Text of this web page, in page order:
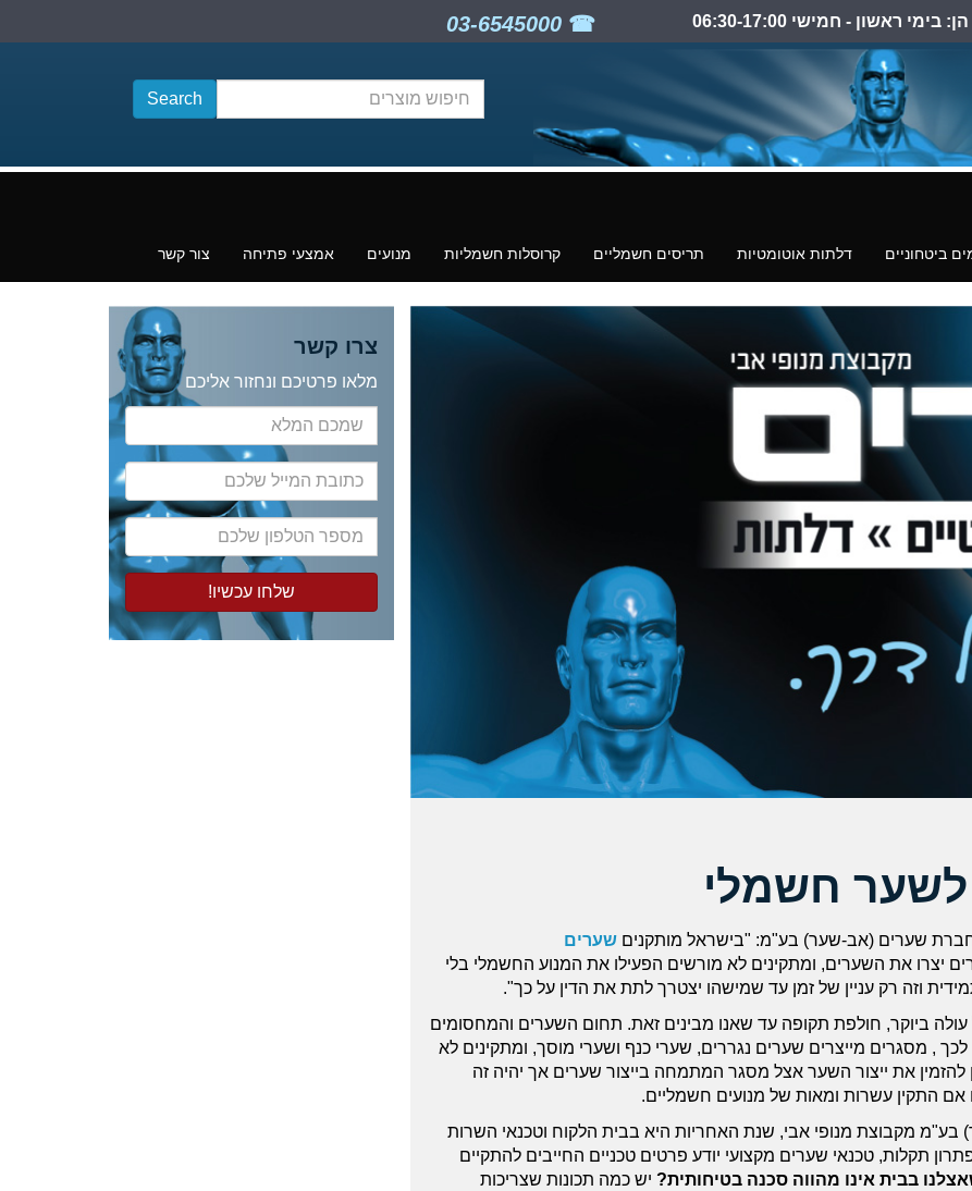
ראשון - חמישי 06:30-17:00
חיפוש
תוכן
ביטחוניים דלתות אוטומטיות תריסים חשמליים קרוסלות חשמליות מנועים אמצעי פתיחה צור קשר
לשער חשמלי
שערים (אב-שער) בע"מ: "בישראל מותקניםשערים
יצרו את השערים, ומתקינים לא מורשים הפעילו את המנוע החשמלי בלי
וזה רק עניין של זמן עד שמישהו יצטרך לתת את הדין על כך".
ביוקר, חולפת תקופה עד שאנו מבינים זאת. תחום השערים והמחסומים
, מסגרים מייצרים שערים נגררים, שערי כנף ושערי מוסך, ומתקינים לא
להזמין את ייצור השער אצל מסגר המתמחה בייצור שערים אך יהיה זה
התקין עשרות ומאות של מנועים חשמליים.
מקבוצת מנופי אבי, שנת האחריות היא בבית הלקוח וטכנאי השרות
תקלות, טכנאי שערים מקצועי יודע פרטים טכניים החייבים להתקיים
בבית אינו מהווה סכנה בטיחותית? יש כמה תכונות שצריכות
צרו קשר
מלאו פרטיכם ונחזור אליכם
שמכם
המלא
כתובת
המייל
שלכם
מספר
הטלפון
שלכם